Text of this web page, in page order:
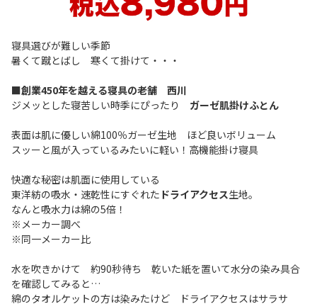
寝具選びが難しい季節
暑くて蹴とばし 寒くて掛けて・・・
■創業450年を越える寝具の老舗 西川
ジメッとした寝苦しい時季にぴったり ガーゼ肌掛けふとん
表面は肌に優しい綿100％ガーゼ生地 ほど良いボリューム
スッーと風が入っているみたいに軽い！高機能掛け寝具
快適な秘密は肌面に使用している
東洋紡の吸水・速乾性にすぐれた ドライアクセス生地。
なんと吸水力は綿の5倍！
※メーカー調べ
※同一メーカー比
水を吹きかけて 約90秒待ち 乾いた紙を置いて水分の染み具合
を確認してみると…
綿のタオルケットの方は染みたけど ドライアクセスはサラサ